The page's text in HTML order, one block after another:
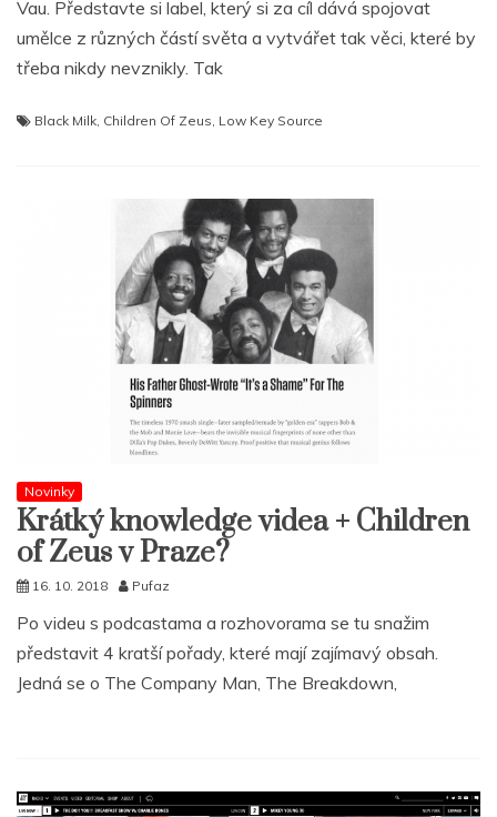
Vau. Představte si label, který si za cíl dává spojovat
umělce z různých částí světa a vytvářet tak věci, které by
třeba nikdy nevznikly. Tak
Black Milk Children Of Zeus Low Key Source
Novinky
Krátký knowledge videa + Children
of Zeus v Praze?
16. 10. 2018 Pufaz
Po videu s podcastama a rozhovorama se tu snažim
představit 4 kratší pořady, které mají zajímavý obsah.
Jedná se o The Company Man, The Breakdown,